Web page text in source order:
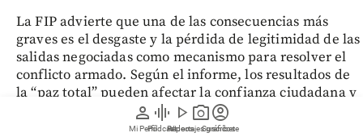
person
Mi Perfil
graphic_eq
Pódcast
play_arrow
Videos
photo_camera
Reportajes gráficos
account_circle
Suscríbete
La FIP advierte que una de las consecuencias más
graves es el desgaste y la pérdida de legitimidad de las
salidas negociadas como mecanismo para resolver el
conflicto armado. Según el informe, los resultados de
la “paz total” pueden afectar la confianza ciudadana y
política en futuros procesos de negociación con grupos